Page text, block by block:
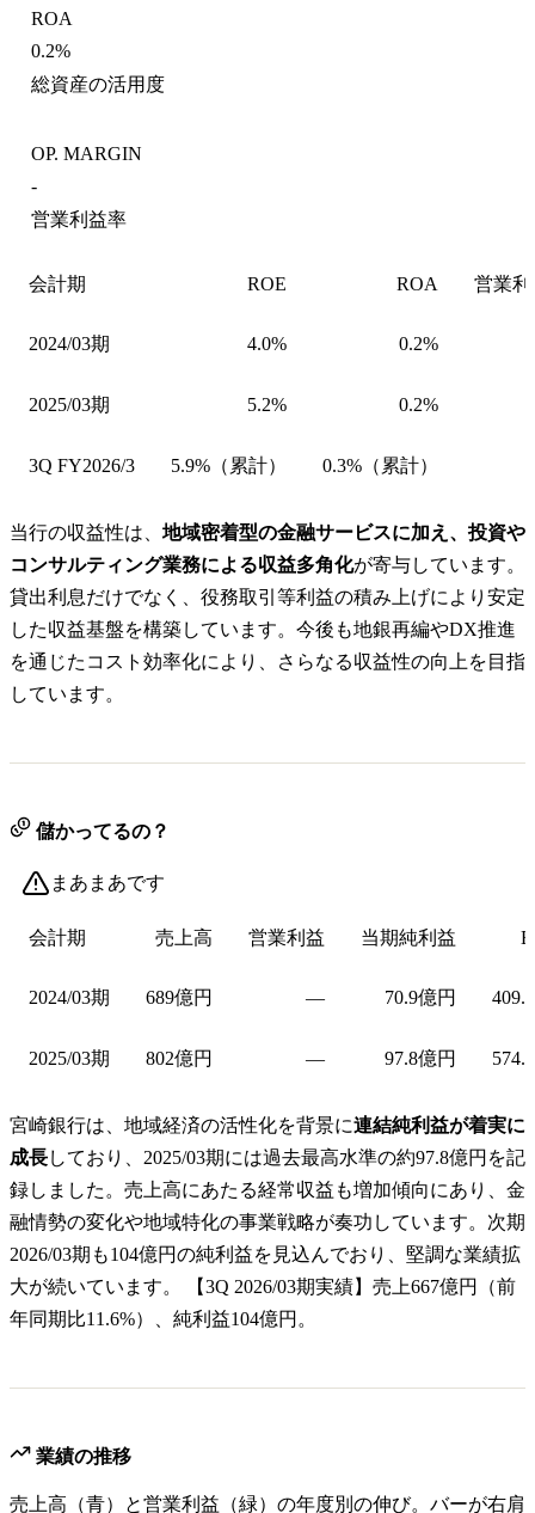
ROA
0.2%
総資産の活用度
OP. MARGIN
-
営業利益率
会計期 ROE ROA 営業
2024/03期 4.0% 0.2%
2025/03期 5.2% 0.2%
3Q FY2026/3 5.9%（累計） 0.3%（累計）
当行の収益性は、 地域密着型の金融サービスに加え、投資や
コンサルティング業務による収益多角化が寄与しています。
貸出利息だけでなく、役務取引等利益の積み上げにより安定
した収益基盤を構築しています。今後も地銀再編やDX推進
を通じたコスト効率化により、さらなる収益性の向上を目指
しています。
儲かってるの？
まあまあです
会計期 売上高 営業利益 当期純利益
2024/03期 689億円 — 70.9億円
2025/03期 802億円 — 97.8億円
宮崎銀行は、地域経済の活性化を背景に連結純利益が着実に
成長しており、2025/03期には過去最高水準の約97.8億円を記
録しました。売上高にあたる経常収益も増加傾向にあり、金
融情勢の変化や地域特化の事業戦略が奏功しています。次期
2026/03期も104億円の純利益を見込んでおり、堅調な業績拡
大が続いています。 【3Q 2026/03期実績】売上667億円（前
年同期比11.6%）、純利益104億円。
業績の推移
売上高（青）と営業利益（緑）の年度別の伸び。バーが右肩